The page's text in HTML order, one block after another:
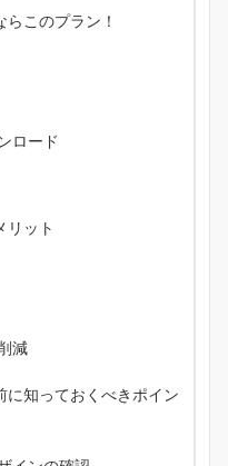
このプラン！
ロード
リット
減
に知っておくべきポイン